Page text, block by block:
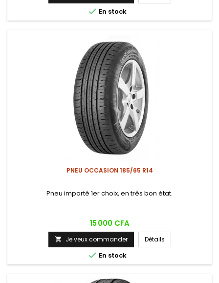
 En stock
PNEU OCCASION 185/65 R14
Pneu importé 1er choix, en très bon état.
Prix
15 000 CFA
 Je veux commander Détails
 En stock